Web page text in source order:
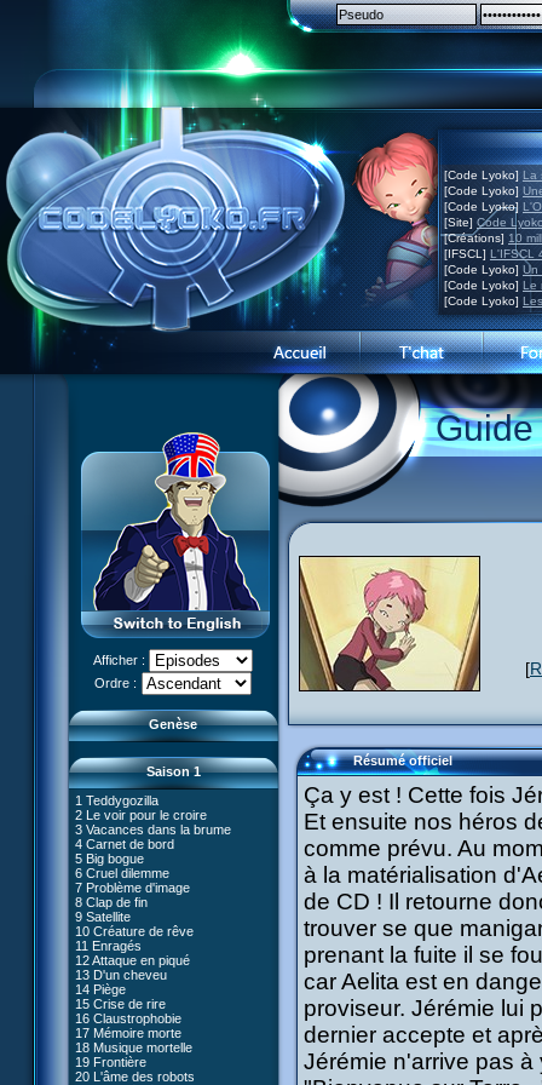
[Code Lyoko] La
[Code Lyoko]
[Code Lyoko]
[Site] Code
[Créations] 10
[IFSCL] L'IFSCL
[Code Lyoko] Un
[Code Lyoko] Le
[Code Lyoko]
Afficher :
Ordre :
Genèse
Le réveil de XANA (Partie 1)
Le réveil de XANA (Partie 2)
Saison 1
1 Teddygozilla
2 Le voir pour le croire
3 Vacances dans la brume
4 Carnet de bord
5 Big bogue
6 Cruel dilemme
7 Problème d'image
8 Clap de fin
9 Satellite
10 Créature de rêve
11 Enragés
12 Attaque en piqué
13 D'un cheveu
14 Piège
15 Crise de rire
16 Claustrophobie
17 Mémoire morte
18 Musique mortelle
19 Frontière
20 L'âme des robots
27 Nouvelle donne
28 Terre inconnue
29 Exploration
30 Un grand jour
31 Mister Pück
32 Saint Valentin
33 Mix final
34 Chaînon manquant
35 Les jeux sont faits
36 Marabounta
37 Intérêt commun
38 Tentation
39 Mauvaise conduite
40 Contagion
41 Ultimatum
42 Désordre
43 Mon meilleur ennemi
66 Renaissance
67 Mauvaise réplique
68 Première partie
69 Double foyer
70 Skidbladnir
71 Premier voyage
72 Leçon de choses
73 Réplika
74 Je préfère ne pas en parler !
75 Corps céleste
76 Le lac
77 Torpilles virtuelles
78 Expérience
79 Arachnophobie
#01 - XANA 2.0
#02 - Cortex
#03 - Spectromania
#04 - Madame Einstein
#05 - Rivalité
#06 - Soupçons
#07 - Compte-à-rebours
#08 - Virus
[
Résumé officiel
Ça y est ! Cette fois
Et ensuite nos héros
comme prévu. Au
à la matérialisation
de CD ! Il retourne
trouver se que
prenant la fuite il se
car Aelita est en
proviseur. Jérémie lui
dernier accepte et
Jérémie n'arrive pas à